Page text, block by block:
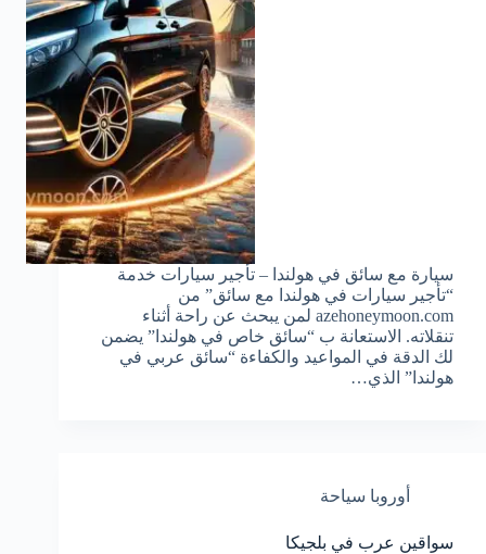
سيارة مع سائق في هولندا – تأجير سيارات خدمة
“تأجير سيارات في هولندا مع سائق” من
azehoneymoon.com لمن يبحث عن راحة أثناء
تنقلاته. الاستعانة ب “سائق خاص في هولندا” يضمن
لك الدقة في المواعيد والكفاءة “سائق عربي في
هولندا” الذي…
أوروبا سياحة
سواقين عرب في بلجيكا